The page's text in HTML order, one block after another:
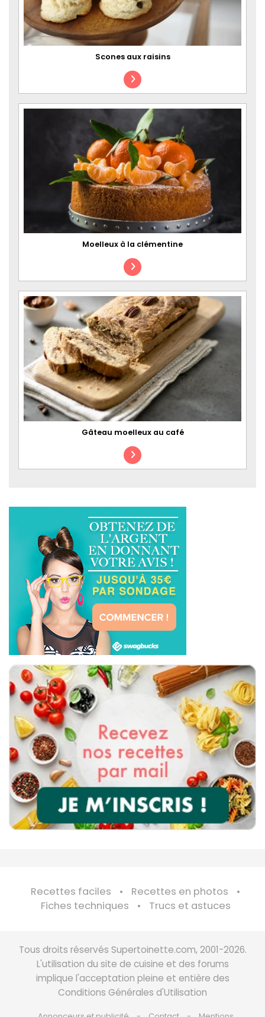
Scones aux raisins
Moelleux à la clémentine
Gâteau moelleux au café
Recettes faciles
Recettes en photos
Fiches techniques
Trucs et astuces
Tous droits réservés Supertoinette.com, 2001-2026.
L'utilisation du site de cuisine et des forums
implique l'acceptation pleine et entière des
Conditions Générales d'Utilisation